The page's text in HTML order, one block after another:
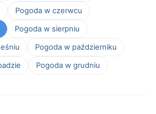
Pogoda w czerwcu
Pogoda w sierpniu
Pogoda w październiku
Pogoda w grudniu